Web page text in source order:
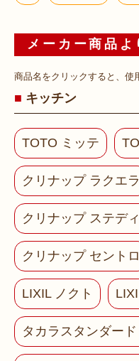
メーカー商品よ
商品名をクリックすると、使
キッチン
TOTO ミッテ
クリナップ ラクエラ
クリナップ ステデ
クリナップ セントロ
LIXIL ノクト
タカラスタンダー